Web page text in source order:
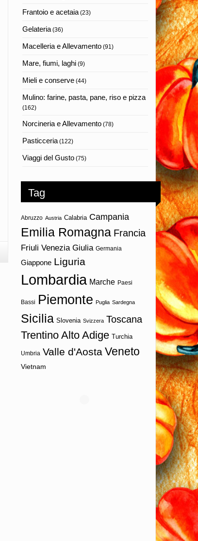
Frantoio e acetaia(23)
Gelateria(36)
Macelleria e Allevamento (91)
Mare, fiumi, laghi (9)
Mieli e conserve (44)
Mulino: farine, pasta, pane, riso e pizza
(162)
Norcineria e Allevamento (78)
Pasticceria(122)
Viaggi del Gusto (75)
Tag
Abruzzo Austria Calabria Campania
Emilia Romagna Francia
Friuli Venezia Giulia Germania
Giappone Liguria
Lombardia Marche Paesi
Bassi Piemonte Puglia Sardegna
Sicilia Slovenia Svizzera Toscana
Trentino Alto Adige Turchia
Umbria Valle d'Aosta Veneto
Vietnam